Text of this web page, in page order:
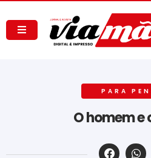
PARA
O homem e